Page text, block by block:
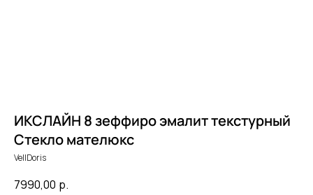
ИКСЛАЙН 8 зеффиро эмалит текстурный
Стекло мателюкс
VellDoris
7990,00 р.